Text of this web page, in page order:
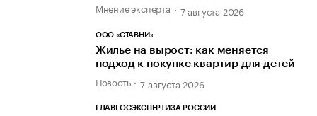
Мнение эксперта 7 августа 2026
ООО «СТАВНИ»
Жилье на вырост: как меняется
подход к покупке квартир для детей
Новость 7 августа 2026
ГЛАВГОСЭКСПЕРТИЗА РОССИИ